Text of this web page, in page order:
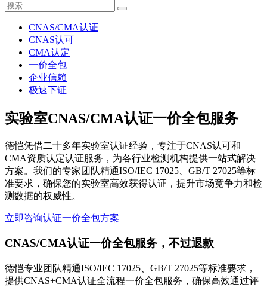
CNAS/CMA认证
CNAS认可
CMA认定
一价全包
企业信赖
极速下证
实验室CNAS/CMA认证一价全包服务
德恺凭借二十多年实验室认证经验，专注于CNAS认可和
CMA资质认定认证服务，为各行业检测机构提供一站式解决
方案。我们的专家团队精通ISO/IEC 17025、GB/T 27025等标
准要求，确保您的实验室高效获得认证，提升市场竞争力和检
测数据的权威性。
立即咨询认证一价全包方案
CNAS/CMA认证一价全包服务，不过退款
德恺专业团队精通ISO/IEC 17025、GB/T 27025等标准要求，
提供CNAS+CMA认证全流程一价全包服务，确保高效通过评